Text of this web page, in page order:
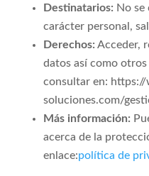
Destinatarios: No se
carácter personal,
Derechos: Acceder,
datos así como
consultar en:
soluciones.com/
Más información:
acerca de la
enlace:política de